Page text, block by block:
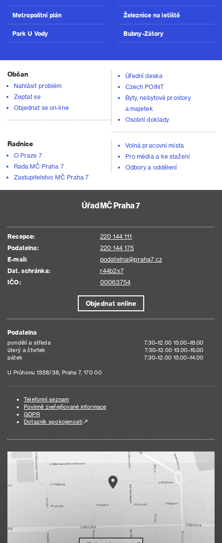
Metropolitní plán
Park U Vody
Železnice na letiště
Bubny-Zátory
Občan
Nahlásit problém
Zeptat se
Objednat se on-line
Úřední deska
Czech POINT
Byty, nebytové prostory
a majetek
Osobní doklady
Radnice
O Praze 7
Rada MČ Praha 7
Zastupitelstvo MČ Praha 7
Volná pracovní místa
Pro média a ke stažení
Odbory a oddělení
Úřad MČ Praha 7
Recepce:
220 144 111
Podatelna:
220 144 175
E-mail:
podatelna@praha7.cz
Dat. schránka:
r44b2x7
IČO:
00063754
Objednat online
Podatelna
pondělí a středa
7.30–12.00 13.00–18.00
úterý a čtvrtek
7.30–12.00 13.00–15.00
pátek
7.30–12.00 13.00–14.00
U Průhonu 1338/38, Praha 7, 170 00
Telefonní seznam
Povinně zveřejňované informace
GDPR
Dotazník spokojenosti